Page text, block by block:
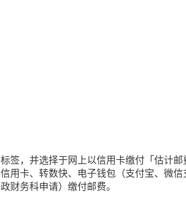
签，并选择于网上以信用卡缴付「估计
用卡、转数快、电子钱包（支付宝、微
财务科申请）缴付邮费。